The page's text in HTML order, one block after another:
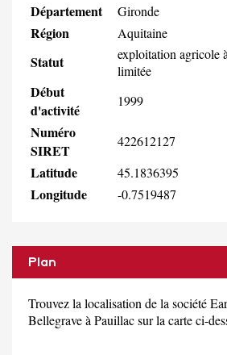
Département Gironde
Région Aquitaine
Statut
exploitation agricole
limitée
Début
d'activité
1999
Numéro
SIRET
422612127
Latitude 45.1836395
Longitude -0.7519487
Plan
Trouvez la localisation de la société
Bellegrave à Pauillac sur la carte ci-